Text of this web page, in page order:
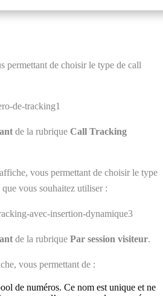
permettant de choisir le type de call
de la rubrique Call Tracking
vous permettant de choisir le type
vous souhaitez utiliser :
de la rubrique Par session visiteur.
vous permettant de :
de numéros. Ce nom est unique et ne